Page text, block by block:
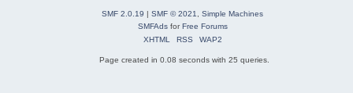
SMF 2.0.19 | SMF © 2021
Simple Machines
SMFAdsforFree Forums
XHTML
RSS WAP2
Page created in 0.08 seconds with 25 queries.